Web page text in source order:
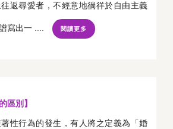
返尋愛者，不經意地徜徉於自由主義
寫出一 .... 閱讀更多
區別】
性行為的發生，有人將之定義為「婚